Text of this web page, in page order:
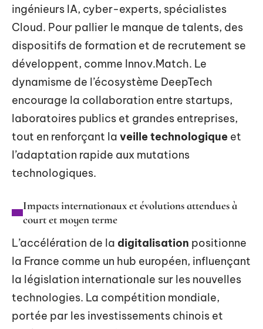
ingénieurs IA, cyber-experts, spécialistes
Cloud. Pour pallier le manque de talents, des
dispositifs de formation et de recrutement se
développent, comme Innov.Match. Le
dynamisme de l’écosystème DeepTech
encourage la collaboration entre startups,
laboratoires publics et grandes entreprises,
tout en renforçant la veille technologique et
l’adaptation rapide aux mutations
technologiques.
Impacts internationaux et évolutions attendues à
court et moyen terme
L’accélération de la digitalisation positionne
la France comme un hub européen, influençant
la législation internationale sur les nouvelles
technologies. La compétition mondiale,
portée par les investissements chinois et